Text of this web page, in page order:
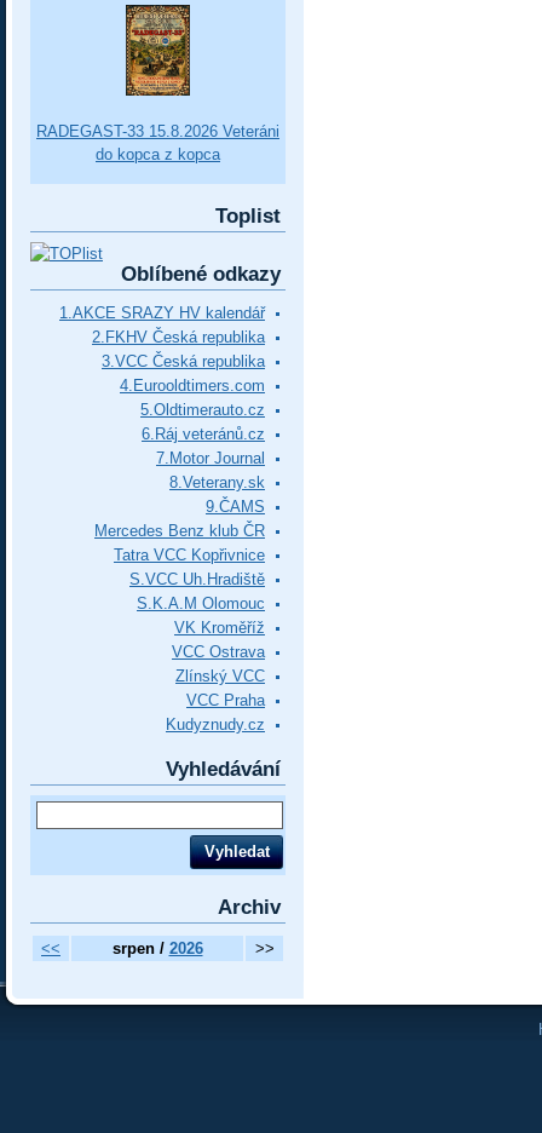
RADEGAST-33 15.8.2026 Veteráni
do kopca z kopca
Toplist
Oblíbené odkazy
1.AKCE SRAZY HV kalendář
2.FKHV Česká republika
3.VCC Česká republika
4.Eurooldtimers.com
5.Oldtimerauto.cz
6.Ráj veteránů.cz
7.Motor Journal
8.Veterany.sk
9.ČAMS
Mercedes Benz klub ČR
Tatra VCC Kopřivnice
S.VCC Uh.Hradiště
S.K.A.M Olomouc
VK Kroměříž
VCC Ostrava
Zlínský VCC
VCC Praha
Kudyznudy.cz
Vyhledávání
Archiv
<< srpen / 2026 >>